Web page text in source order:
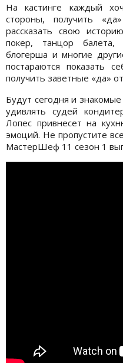
На кастинге каждый
стороны, получить
рассказать свою
покер, танцор балета,
блогерша и многие
постараются показать
получить заветные «да»
Будут сегодня и
удивлять судей
Лопес привнесет на
эмоций. Не пропустите
МастерШеф 11 сезон 1